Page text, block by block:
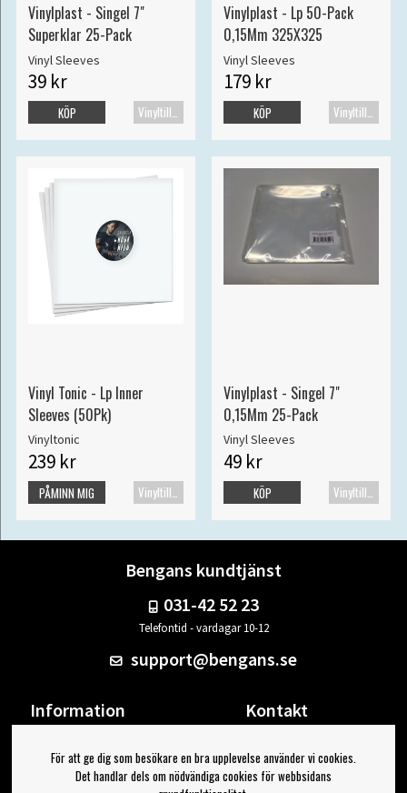
Vinylplast - Singel 7"
Superklar 25-Pack
Vinyl Sleeves
39 kr
Vinyltillbehör
KÖP
Vinylplast - Lp 50-Pack
0,15Mm 325X325
Vinyl Sleeves
179 kr
Vinyltillbehör
KÖP
Vinyl Tonic - Lp Inner
Sleeves (50Pk)
Vinyltonic
239 kr
PÅMINN MIG
Vinylplast - Singel 7"
0,15Mm 25-Pack
Vinyl Sleeves
49 kr
KÖP
Bengans kundtjänst
031-42 52 23
Telefontid - vardagar 10-12
support@bengans.se
Information
Om Bengans
FAQ / Köp- & Leveransvillkor
Kontakt
Din sida
Logga ut
För att ge dig som besökare en bra upplevelse använder vi cookies.
Det handlar dels om nödvändiga cookies för webbsidans